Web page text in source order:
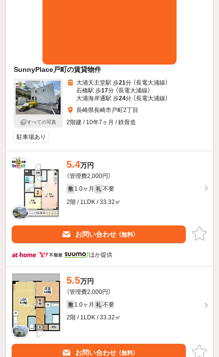
SunnyPlace戸町の賃貸物件
すべての写真
大浦天主堂駅 歩21分 （長電大浦線）
石橋駅 歩17分 （長電大浦線）
大浦海岸通駅 歩24分 （長電大浦線）
長崎県長崎市戸町2丁目
2階建 / 10年7ヶ月 / 鉄骨造
駐車場あり
5.4万円
（管理費2,000円）
敷 1.0ヶ月 礼 不要
2階 / 1LDK / 33.32㎡
お問い合わせ （無料）
ほか提供
5.5万円
（管理費2,000円）
敷 1.0ヶ月 礼 不要
2階 / 1LDK / 33.32㎡
お問い合わせ （無料）